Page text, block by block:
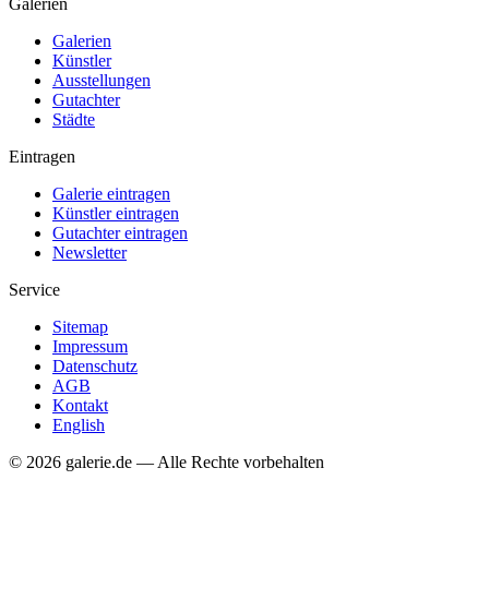
Galerien
Künstler
Ausstellungen
Gutachter
Städte
Eintragen
Galerie eintragen
Künstler eintragen
Gutachter eintragen
Newsletter
Service
Sitemap
Impressum
Datenschutz
AGB
Kontakt
English
© 2026 galerie.de — Alle Rechte vorbehalten